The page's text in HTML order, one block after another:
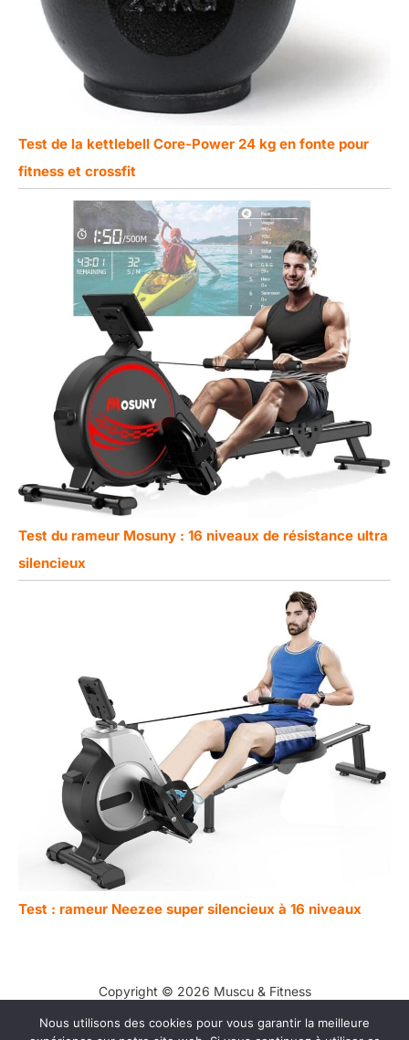
Test de la kettlebell Core-Power 24 kg en fonte pour
fitness et crossfit
Test du rameur Mosuny : 16 niveaux de résistance ultra
silencieux
Test : rameur Neezee super silencieux à 16 niveaux
Copyright © 2026 Muscu & Fitness
Contact
Nous utilisons des cookies pour vous garantir la meilleure